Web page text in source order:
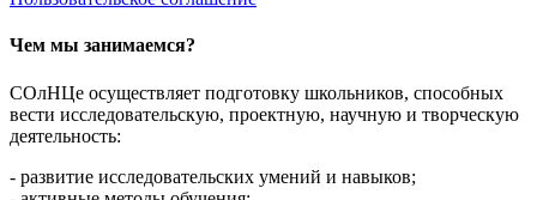
Чем мы занимаемся?
СОлНЦе осуществляет подготовку школьников, способных
вести исследовательскую, проектную, научную и творческую
деятельность:
- развитие исследовательских умений и навыков;